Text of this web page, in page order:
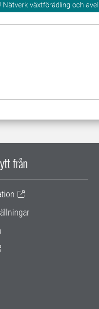
Nätverk växtförädling och avel
från